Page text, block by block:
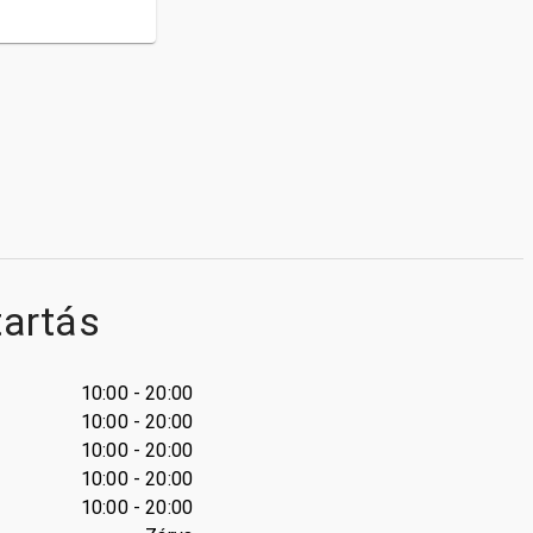
10:00 - 20:00
10:00 - 20:00
10:00 - 20:00
10:00 - 20:00
10:00 - 20:00